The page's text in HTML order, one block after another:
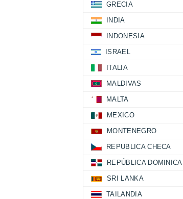
GRECIA
INDIA
INDONESIA
ISRAEL
ITALIA
MALDIVAS
MALTA
MEXICO
MONTENEGRO
REPUBLICA CHECA
REPÚBLICA
SRI LANKA
TAILANDIA